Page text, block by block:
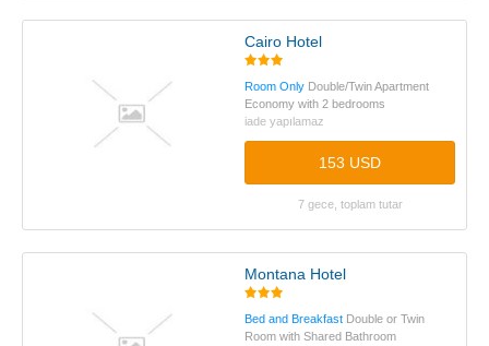
Cairo Hotel
Room Only Double/Twin Apartment
Economy with 2 bedrooms
iade yapılamaz
153 USD
7 gece, toplam tutar
Montana Hotel
Bed and Breakfast Double or Twin
Room with Shared Bathroom